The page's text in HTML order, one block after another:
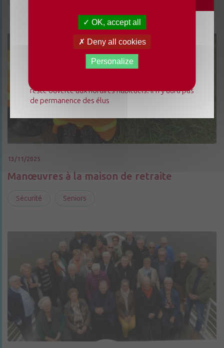
13/11/2025
Manœuvres à la maison de retraite
Sécurité Seniors
Du lundi 3 août au dimanche 23 août 2026, la
mairie déléguée de Chenillé-Changé adapte ses
horaires ⚠ Elle sera fermée les jeudis, ouverte les
lundis 3, 10 et 17 août de 9h à 12h. L'accueil de la
reste ouverte aux horaires habituels. Il n'y aura pas
de permanence des élus
OK, accept all
Deny all cookies
Personalize